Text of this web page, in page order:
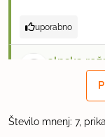
i
"
n
1x priporočeno
uporabno
alpska
21.11.2011 ob 8:16
Število mnenj: 7,